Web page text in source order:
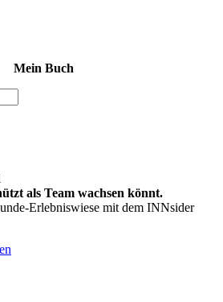
Mein Buch
als Team wachsen könnt.
Erlebniswiese mit dem INNsider